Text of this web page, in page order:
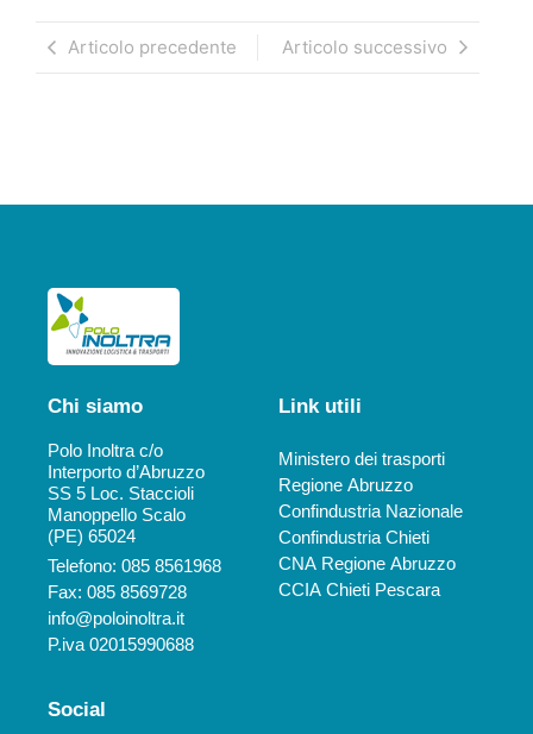
Articolo precedente Articolo successivo
Chi siamo
Polo Inoltra c/o
Interporto d’Abruzzo
SS 5 Loc. Staccioli
Manoppello Scalo
(PE) 65024
Telefono: 085 8561968
Fax: 085 8569728
info@poloinoltra.it
P.iva 02015990688
Link utili
Ministero dei trasporti
Regione Abruzzo
Confindustria Nazionale
Confindustria Chieti
CNA Regione Abruzzo
CCIA Chieti Pescara
Social